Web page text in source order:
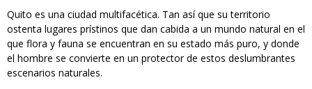
Quito es una ciudad multifacética. Tan así que su territorio
ostenta lugares prístinos que dan cabida a un mundo natural en el
que flora y fauna se encuentran en su estado más puro, y donde
el hombre se convierte en un protector de estos deslumbrantes
escenarios naturales.